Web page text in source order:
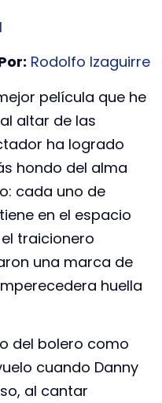
Rodolfo Izaguirre
película que he
altar de las
ha logrado
hondo del alma
cada uno de
en el espacio
traicionero
una marca de
huella
del bolero como
cuando Danny
al cantar